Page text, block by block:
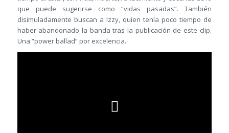
que puede sugerirse como “vidas pasadas”. También
disimuladamente buscan a Izzy, quien tenía poco tiempo de
haber abandonado la banda tras la publicación de este clip.
Una “power ballad” por excelencia.